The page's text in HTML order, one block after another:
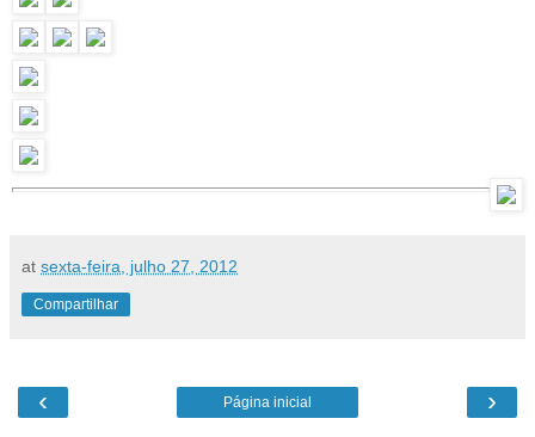
at sexta-feira, julho 27, 2012
Compartilhar
‹ ›
Página inicial